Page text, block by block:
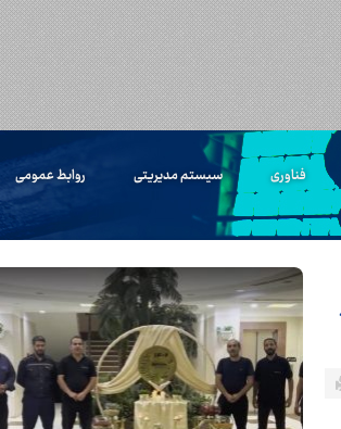
فناوری سیستم مدیریتی روابط عمومی